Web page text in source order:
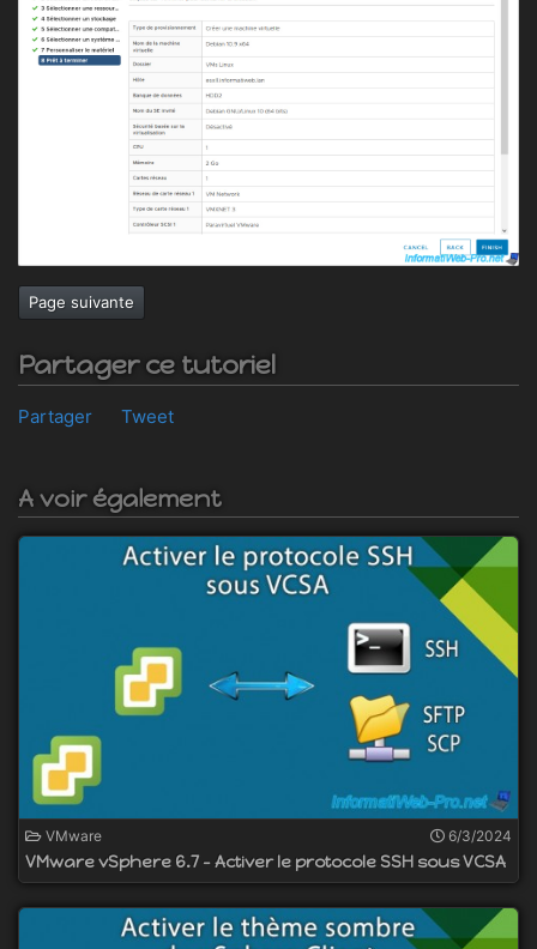
Page suivante
Partager ce tutoriel
Partager Tweet
A voir également
VMware 6/3/2024
VMware vSphere 6.7 - Activer le protocole SSH sous VCSA